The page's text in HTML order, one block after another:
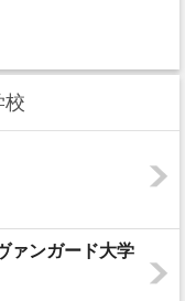
校
ァンガード大学